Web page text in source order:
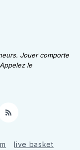
Jouer comporte
le
RSS
live basket